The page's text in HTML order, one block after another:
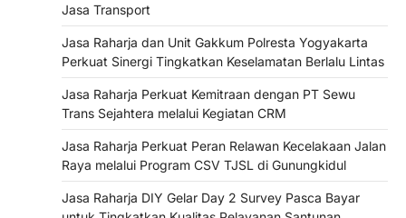
Jasa Transport
Jasa Raharja dan Unit Gakkum Polresta Yogyakarta
Perkuat Sinergi Tingkatkan Keselamatan Berlalu Lintas
Jasa Raharja Perkuat Kemitraan dengan PT Sewu
Trans Sejahtera melalui Kegiatan CRM
Jasa Raharja Perkuat Peran Relawan Kecelakaan Jalan
Raya melalui Program CSV TJSL di Gunungkidul
Jasa Raharja DIY Gelar Day 2 Survey Pasca Bayar